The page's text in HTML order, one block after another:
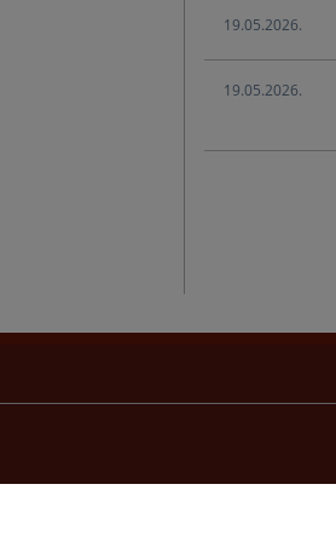
19.05.2026.
19.05.2026.